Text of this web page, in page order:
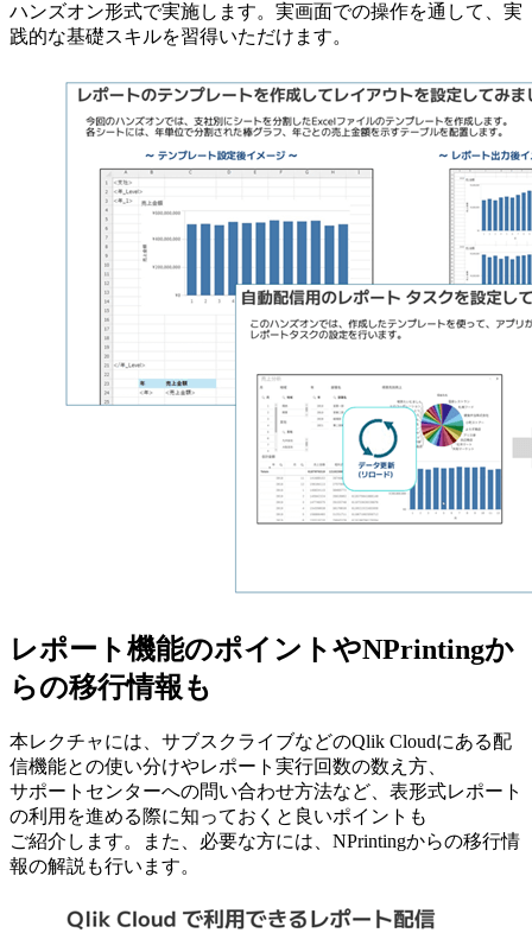
ハンズオン形式で実施します。実画面での操作を通して、実
践的な基礎スキルを習得いただけます。
レポート機能のポイントやNPrintingか
らの移行情報も
本レクチャには、サブスクライブなどのQlik Cloudにある配
信機能との使い分けやレポート実行回数の数え方、
サポートセンターへの問い合わせ方法など、表形式レポート
の利用を進める際に知っておくと良いポイントも
ご紹介します。また、必要な方には、NPrintingからの移行情
報の解説も行います。